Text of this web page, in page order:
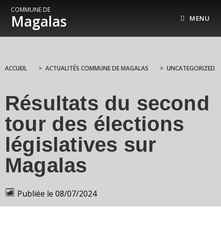
COMMUNE DE
Magalas MENU
ACCUEIL > ACTUALITÉS COMMUNE DE MAGALAS > UNCATEGORIZED
Résultats du second
tour des élections
législatives sur
Magalas
Publiée le 08/07/2024